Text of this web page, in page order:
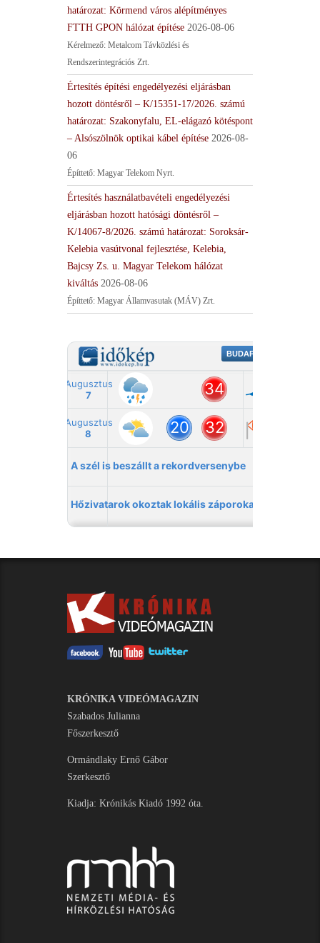
határozat: Körmend város alépítményes
FTTH GPON hálózat építése 2026-08-06
Kérelmező: Metalcom Távközlési és
Rendszerintegrációs Zrt.
Értesítés építési engedélyezési eljárásban
hozott döntésről – K/15351-17/2026. számú
határozat: Szakonyfalu, EL-elágazó kötéspont
– Alsószölnök optikai kábel építése 2026-08-
06
Építtető: Magyar Telekom Nyrt.
Értesítés használatbavételi engedélyezési
eljárásban hozott hatósági döntésről –
K/14067-8/2026. számú határozat: Soroksár-
Kelebia vasútvonal fejlesztése, Kelebia,
Bajcsy Zs. u. Magyar Telekom hálózat
kiváltás 2026-08-06
Építtető: Magyar Államvasutak (MÁV) Zrt.
KRÓNIKA VIDEÓMAGAZIN
Szabados Julianna
Főszerkesztő
Ormándlaky Ernő Gábor
Szerkesztő
Kiadja: Krónikás Kiadó 1992 óta.